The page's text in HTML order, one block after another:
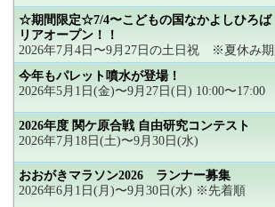
☆期間限定☆7/4〜こどもの国なかよしひろば
リアオープン！！
2026年7月4日〜9月27日の土日祝 ※夏休み
今年もパレット噴水が登場！
2026年5月1日(金)〜9月27日(日) 10:00〜17:00
2026年度 関ケ原合戦 自由研究コンテスト
2026年7月18日(土)〜9月30日(水)
おおがきマラソン2026 ランナー募集
2026年6月1日(月)〜9月30日(水) ※先着順